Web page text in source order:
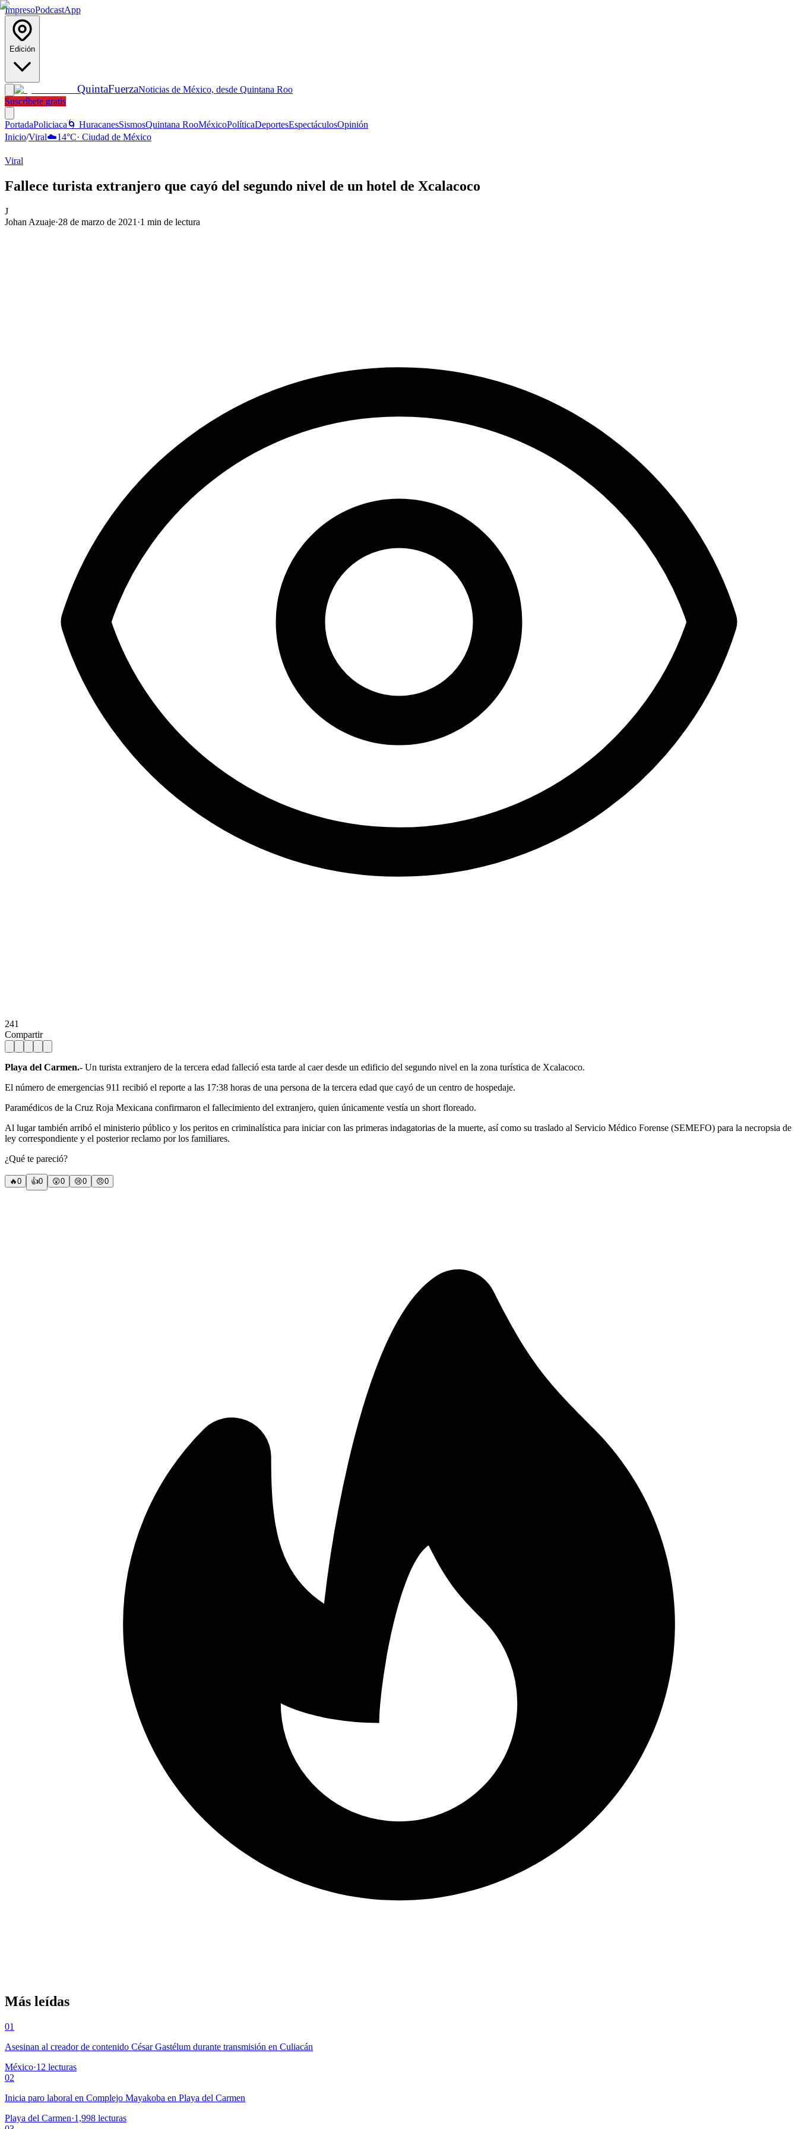
ImpresoPodcastApp
Edición
QuintaFuerzaNoticias de México, desde Quintana Roo
Suscríbete gratis
PortadaPoliciaca 🌀 HuracanesSismosQuintana RooMéxicoPolíticaDeportesEspectáculosOpinión
Inicio/Viral☁️14°C· Ciudad de México
Viral
Fallece turista extranjero que cayó del segundo nivel de un hotel de Xcalacoco
J
Johan Azuaje·28 de marzo de 2021 ·1 min de lectura
241
Compartir
Playa del Carmen.- Un turista extranjero de la tercera edad falleció esta tarde al caer desde un edificio del segundo nivel en la zona turística de Xcalacoco.
El número de emergencias 911 recibió el reporte a las 17:38 horas de una persona de la tercera edad que cayó de un centro de hospedaje.
Paramédicos de la Cruz Roja Mexicana confirmaron el fallecimiento del extranjero, quien únicamente vestía un short floreado.
Al lugar también arribó el ministerio público y los peritos en criminalística para iniciar con las primeras indagatorias de la muerte, así como su traslado al Servicio Médico Forense (SEMEFO) para la necropsia de
ley correspondiente y el posterior reclamo por los familiares.
¿Qué te pareció?
🔥0 👍0 😲0 😢0 😠0
Más leídas
01
Asesinan al creador de contenido César Gastélum durante transmisión en Culiacán
México·12 lecturas
02
Inicia paro laboral en Complejo Mayakoba en Playa del Carmen
Playa del Carmen·1,998 lecturas